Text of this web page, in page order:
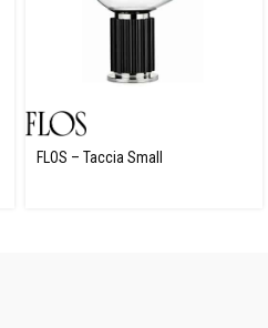
FLOS – Taccia Small